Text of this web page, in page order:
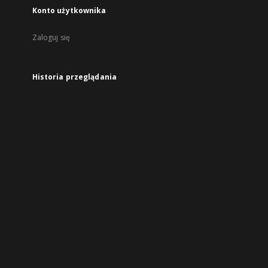
Konto użytkownika
Zaloguj się
Historia przeglądania